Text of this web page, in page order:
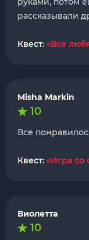
рассказывали
Квест: «Все
Misha Markin
10
Все
Квест: «Игра со
Виолетта
10